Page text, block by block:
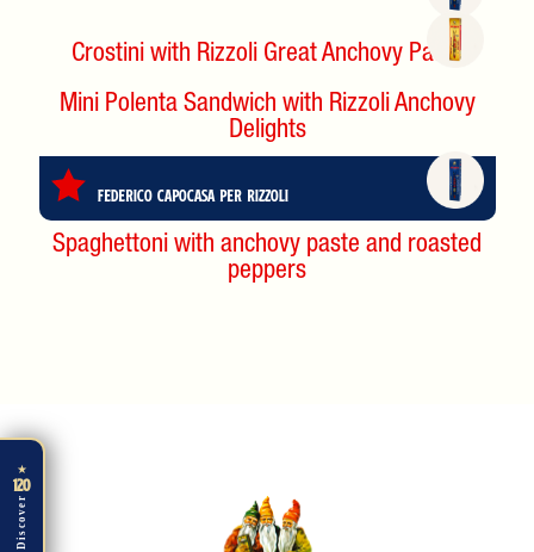
Crostini with Rizzoli Great Anchovy Paste
Mini Polenta Sandwich with Rizzoli Anchovy
Delights
Federico Capocasa per Rizzoli
Spaghettoni with anchovy paste and roasted
peppers
★
120
Discover